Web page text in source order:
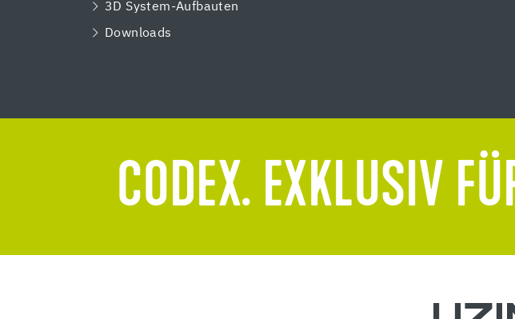
3D System-Aufbauten
Downloads
CODEX. EXKLUSIV